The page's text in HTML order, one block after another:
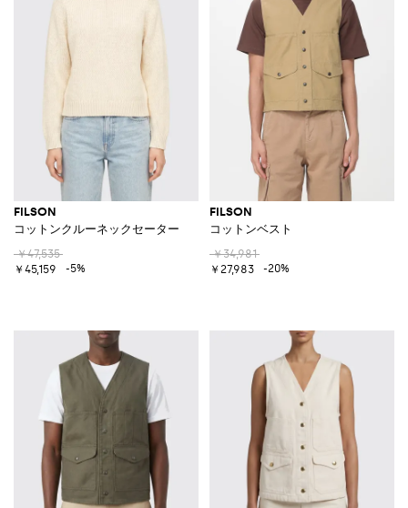
FILSON
コットンクルーネックセーター
￥47,535
￥45,159
-5%
FILSON
コットンベスト
￥34,981
￥27,983
-20%